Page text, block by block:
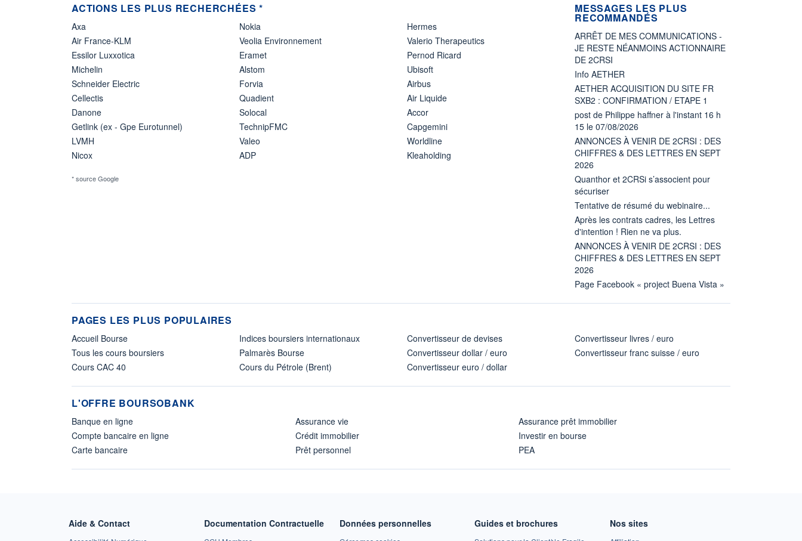
ACTIONS LES PLUS RECHERCHÉES *
Axa
Air France-KLM
Essilor Luxxotica
Michelin
Schneider Electric
Cellectis
Danone
Getlink (ex - Gpe Eurotunnel)
LVMH
Nicox
Nokia
Veolia Environnement
Eramet
Alstom
Forvia
Quadient
Solocal
TechnipFMC
Valeo
ADP
Hermes
Valerio Therapeutics
Pernod Ricard
Ubisoft
Airbus
Air Liquide
Accor
Capgemini
Worldline
Kleaholding
* source Google
MESSAGES LES PLUS
RECOMMANDÉS
ARRÊT DE MES COMMUNICATIONS -
JE RESTE NÉANMOINS ACTIONNAIRE
DE 2CRSI
Info AETHER
AETHER ACQUISITION DU SITE FR
SXB2 : CONFIRMATION / ETAPE 1
post de Philippe haffner à l'instant 16 h
15 le 07/08/2026
ANNONCES À VENIR DE 2CRSI : DES
CHIFFRES & DES LETTRES EN SEPT
2026
Quanthor et 2CRSi s’associent pour
sécuriser
Tentative de résumé du webinaire...
Après les contrats cadres, les Lettres
d'intention ! Rien ne va plus.
ANNONCES À VENIR DE 2CRSI : DES
CHIFFRES & DES LETTRES EN SEPT
2026
Page Facebook « project Buena Vista »
PAGES LES PLUS POPULAIRES
Accueil Bourse
Tous les cours boursiers
Cours CAC 40
Indices boursiers internationaux
Palmarès Bourse
Cours du Pétrole (Brent)
Convertisseur de devises
Convertisseur dollar / euro
Convertisseur euro / dollar
Convertisseur livres / euro
Convertisseur franc suisse / euro
L'OFFRE BOURSOBANK
Banque en ligne
Compte bancaire en ligne
Carte bancaire
Assurance vie
Crédit immobilier
Prêt personnel
Assurance prêt immobilier
Investir en bourse
PEA
Aide & Contact Documentation Contractuelle Données personnelles Guides et brochures Nos sites